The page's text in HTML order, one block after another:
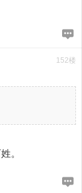
152楼
。